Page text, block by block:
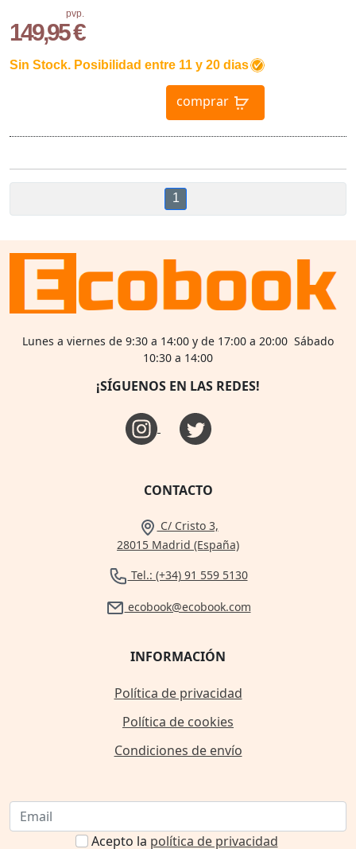
pvp.
149,95 €
Sin Stock. Posibilidad entre 11 y 20 dias
comprar
1
Lunes a viernes de 9:30 a 14:00 y de 17:00 a 20:00 Sábado
10:30 a 14:00
¡SÍGUENOS EN LAS REDES!
CONTACTO
C/ Cristo 3,
28015 Madrid (España)
Tel.: (+34) 91 559 5130
ecobook@ecobook.com
INFORMACIÓN
Política de privacidad
Política de cookies
Condiciones de envío
Acepto la política de privacidad